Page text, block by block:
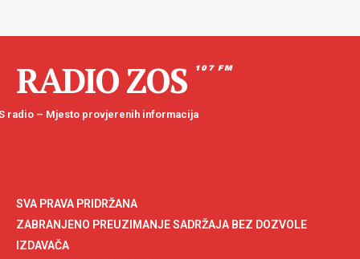
RADIO ZOS 107 FM
radio – Mjesto provjerenih informacija
SVA PRAVA PRIDRŽANA
ZABRANJENO PREUZIMANJE SADRŽAJA BEZ DOZVOLE
IZDAVAČA